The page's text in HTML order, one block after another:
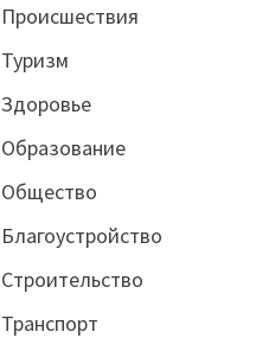
Происшествия
Туризм
Здоровье
Образование
Общество
Благоустройство
Строительство
Транспорт